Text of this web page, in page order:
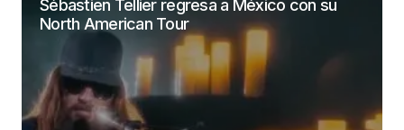
Sébastien Tellier regresa a México con su
North American Tour